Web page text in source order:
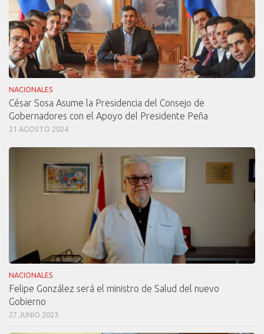
NACIONALES
César Sosa Asume la Presidencia del Consejo de
Gobernadores con el Apoyo del Presidente Peña
21 AGOSTO 2024
NACIONALES
Felipe González será el ministro de Salud del nuevo
Gobierno
27 JUNIO 2023